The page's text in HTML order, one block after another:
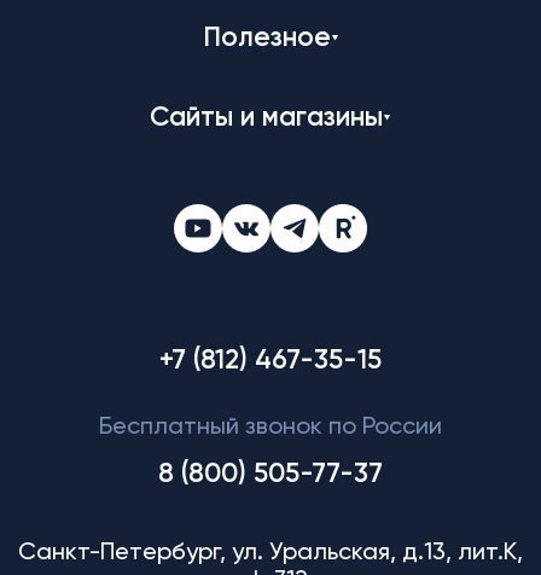
Полезное
Сайты и магазины
+7 (812) 467-35-15
Бесплатный звонок по России
8 (800) 505-77-37
Санкт-Петербург, ул. Уральская, д.13, лит.К,